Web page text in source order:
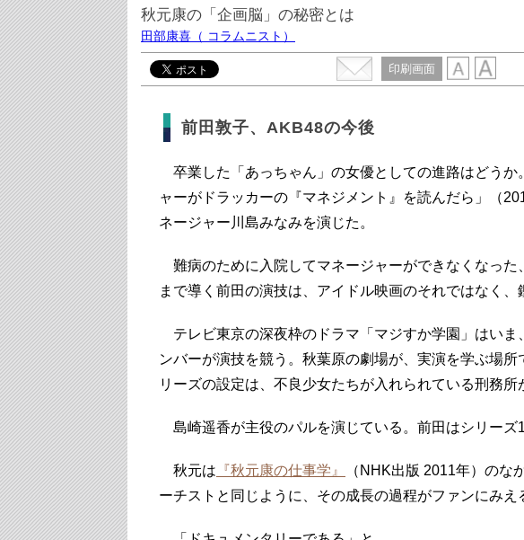
秋元康の「企画脳」の秘密とは
田部康喜 （ コラムニスト）
印刷画面
前田敦子、AKB48の今後
卒業した「あっちゃん」の女優としての進路はどうか
ャーがドラッカーの『マネジメント』を読んだら」（
ネージャー川島みなみを演じた。
難病のために入院してマネージャーができなくなった
まで導く前田の演技は、アイドル映画のそれではなく、
テレビ東京の深夜枠のドラマ「マジすか学園」はいま
ンバーが演技を競う。秋葉原の劇場が、実演を学ぶ場
リーズの設定は、不良少女たちが入れられている刑務所
島崎遥香が主役のパルを演じている。前田はシリーズ1
秋元は 『秋元康の仕事学』
（NHK出版 2011年）のな
ーチストと同じように、その成長の過程がファンにみえ